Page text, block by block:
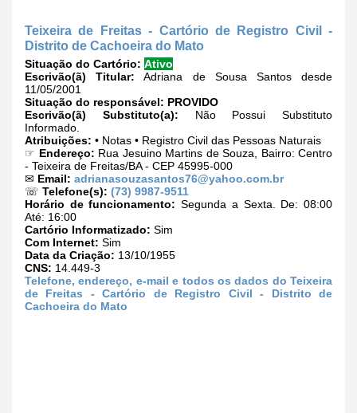
Teixeira de Freitas - Cartório de Registro Civil -
Distrito de Cachoeira do Mato
Situação do Cartório: Ativo
Escrivão(ã) Titular: Adriana de Sousa Santos desde
11/05/2001
Situação do responsável: PROVIDO
Escrivão(ã) Substituto(a): Não Possui Substituto
Informado.
Atribuições: • Notas • Registro Civil das Pessoas Naturais
☞ Endereço: Rua Jesuino Martins de Souza, Bairro: Centro
- Teixeira de Freitas/BA - CEP 45995-000
✉ Email: adrianasouzasantos76@yahoo.com.br
☏ Telefone(s): (73) 9987-9511
Horário de funcionamento: Segunda a Sexta. De: 08:00
Até: 16:00
Cartório Informatizado: Sim
Com Internet: Sim
Data da Criação: 13/10/1955
CNS: 14.449-3
Telefone, endereço, e-mail e todos os dados do Teixeira
de Freitas - Cartório de Registro Civil - Distrito de
Cachoeira do Mato